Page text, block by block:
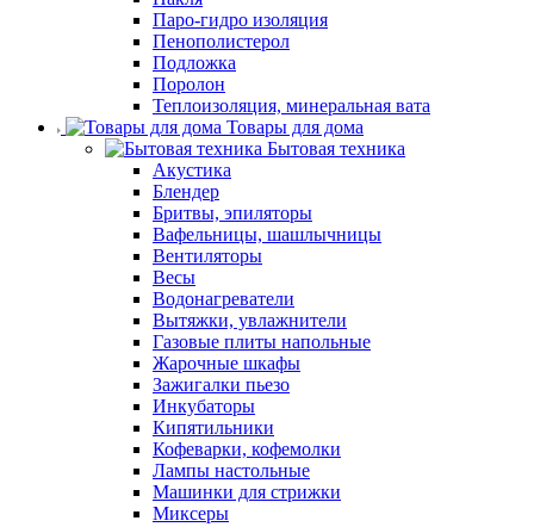
Паро-гидро изоляция
Пенополистерол
Подложка
Поролон
Теплоизоляция, минеральная вата
Товары для дома
Бытовая техника
Акустика
Блендер
Бритвы, эпиляторы
Вафельницы, шашлычницы
Вентиляторы
Весы
Водонагреватели
Вытяжки, увлажнители
Газовые плиты напольные
Жарочные шкафы
Зажигалки пьезо
Инкубаторы
Кипятильники
Кофеварки, кофемолки
Лампы настольные
Машинки для стрижки
Миксеры